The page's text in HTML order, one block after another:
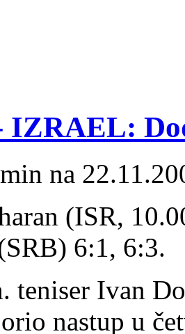
IZRAEL:
na
(ISR,
6:1, 6:3.
teniser Ivan
nastup u